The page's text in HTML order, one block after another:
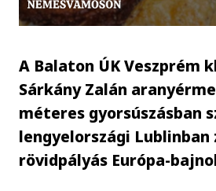
A Balaton ÚK Veszprém
Sárkány Zalán
méteres gyorsúszásban
lengyelországi Lublinban
rövidpályás Európa-